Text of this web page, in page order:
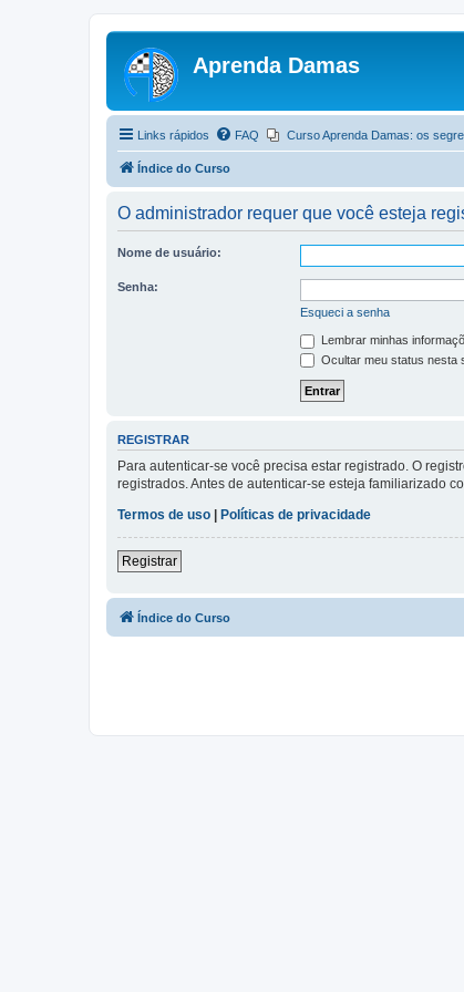
Aprenda Damas
Links rápidos FAQ Curso Aprenda Damas: os
Índice do Curso
O administrador requer que você esteja
Nome de usuário:
Senha:
Esqueci a senha
Lembrar minhas
Ocultar meu status nesta
REGISTRAR
Para autenticar-se você precisa estar registrado. O
registrados. Antes de autenticar-se esteja familiarizado
Termos de uso | Políticas de privacidade
Registrar
Índice do Curso